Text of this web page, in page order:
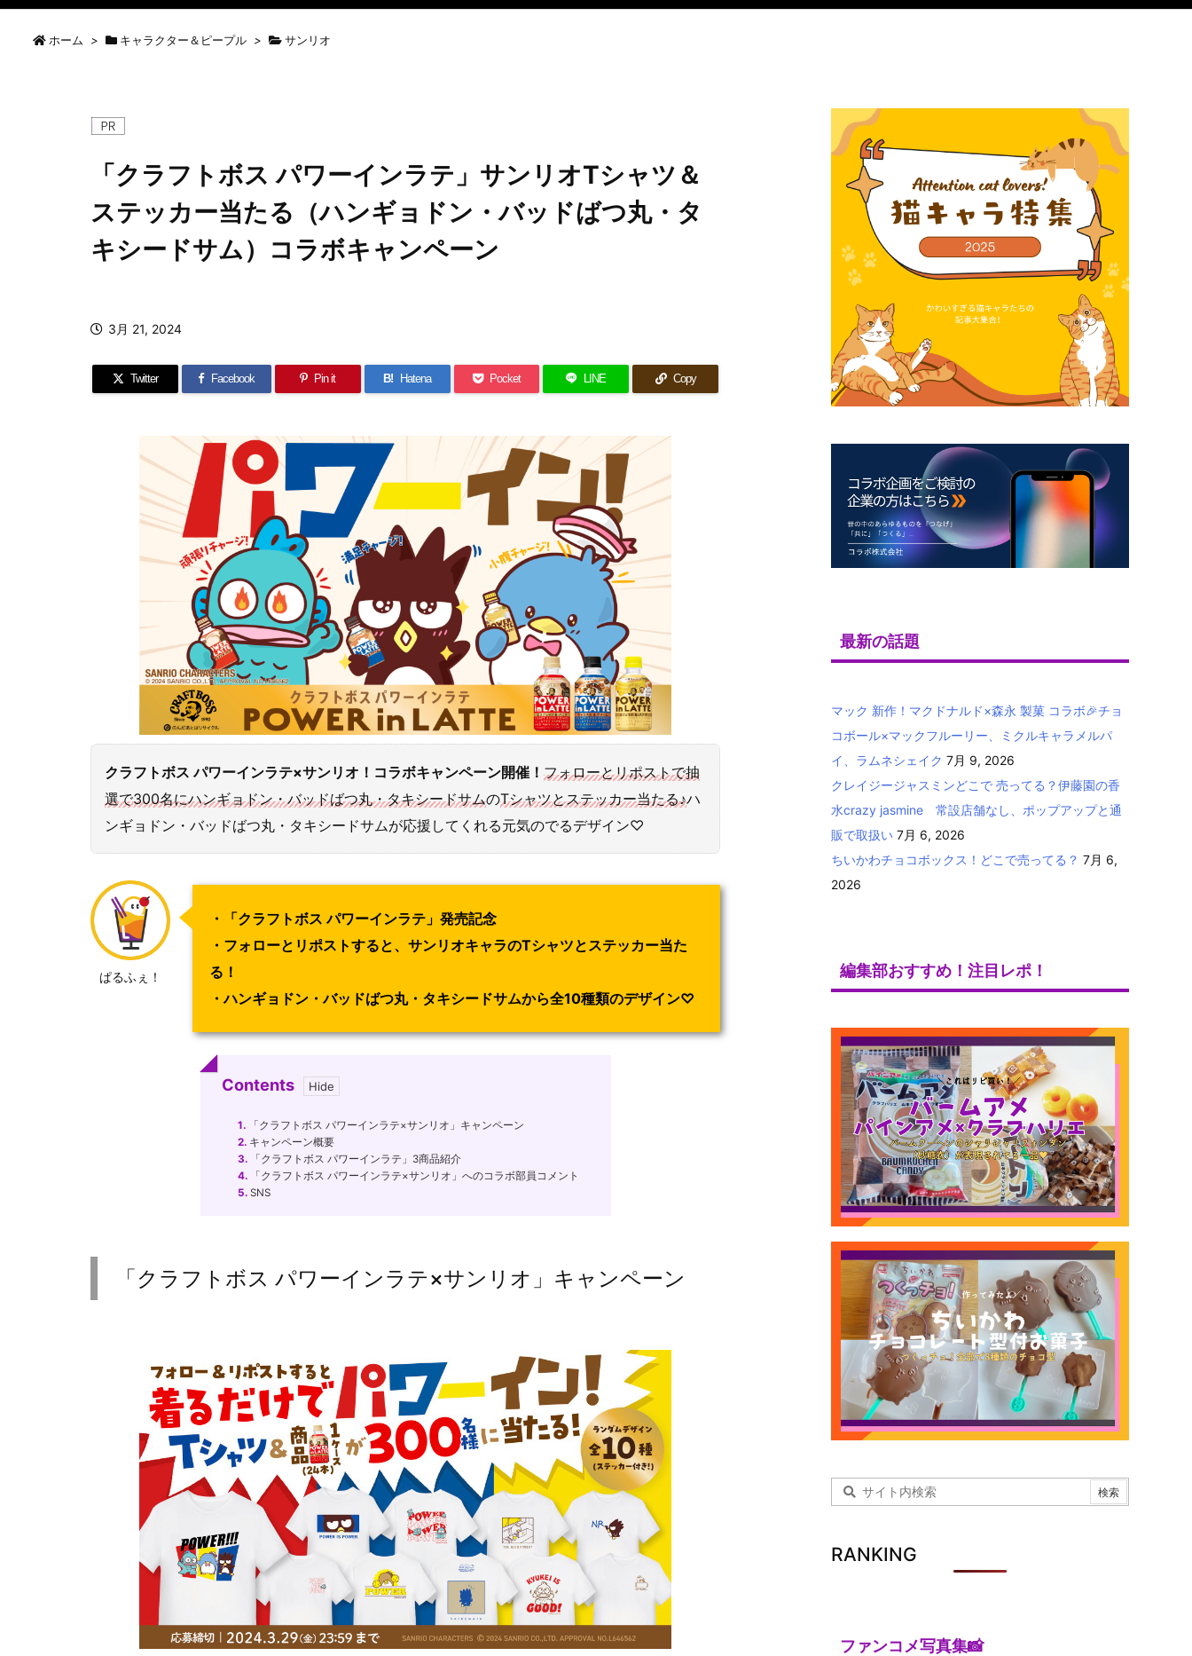
ホーム > キャラクター＆ピープル > サンリオ
「クラフトボス パワーインラテ」サンリオTシャツ＆
ステッカー当たる（ハンギョドン・バッドばつ丸・タ
キシードサム）コラボキャンペーン
3月 21, 2024
Twitter Facebook Pin it B! Hatena Pocket LINE Copy
クラフトボス パワーインラテ×サンリオ！コラボキャンペーン開催！ フォローとリポストで抽
選で300名にハンギョドン・バッドばつ丸・タキシードサムのTシャツとステッカー当たる♪ハ
ンギョドン・バッドばつ丸・タキシードサムが応援してくれる元気のでるデザイン♡
ぱるふぇ！
・「クラフトボス パワーインラテ」発売記念
・フォローとリポストすると、サンリオキャラのTシャツとステッカー当た
る！
・ハンギョドン・バッドばつ丸・タキシードサムから全10種類のデザイン♡
Contents
1.「クラフトボス パワーインラテ×サンリオ」キャンペーン
2.キャンペーン概要
3.「クラフトボス パワーインラテ」3商品紹介
4.「クラフトボス パワーインラテ×サンリオ」へのコラボ部員コメント
5.SNS
「クラフトボス パワーインラテ×サンリオ」キャンペーン
最新の話題
マック 新作！マクドナルド×森永 製菓 コラボ🎉チョ
コボール×マックフルーリー、ミクルキャラメルパ
イ、ラムネシェイク 7月 9, 2026
クレイジージャスミンどこで 売ってる？伊藤園の香
水crazy jasmine 常設店舗なし、ポップアップと通
販で取扱い 7月 6, 2026
ちいかわチョコボックス！どこで売ってる？ 7月 6,
2026
編集部おすすめ！注目レポ！
RANKING
ファンコメ写真集📸